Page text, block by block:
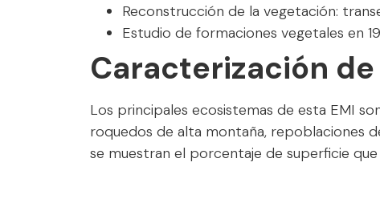
Reconstrucción de la vegetación:
Estudio de formaciones vegetales en
Caracterización de
Los principales ecosistemas de esta EMI
roquedos de alta montaña, repoblaciones
se muestran el porcentaje de superficie